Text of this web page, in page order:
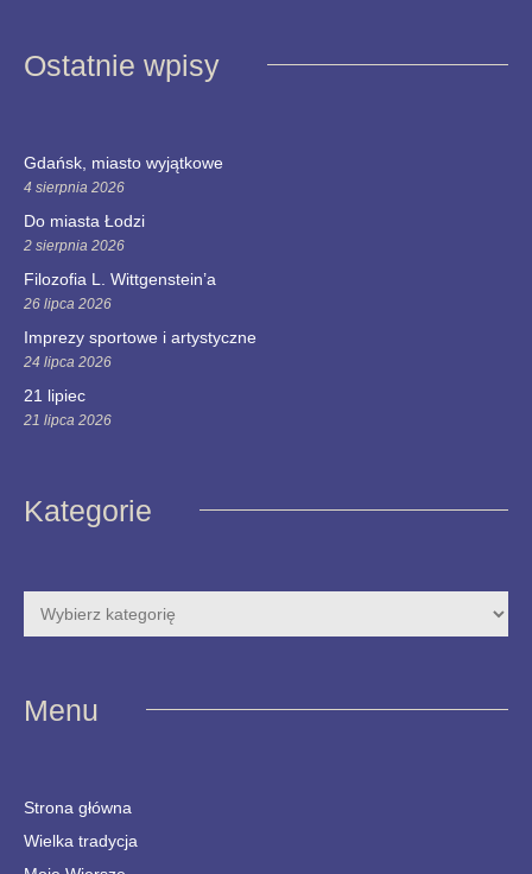
Ostatnie wpisy
Gdańsk, miasto wyjątkowe
4 sierpnia 2026
Do miasta Łodzi
2 sierpnia 2026
Filozofia L. Wittgenstein’a
26 lipca 2026
Imprezy sportowe i artystyczne
24 lipca 2026
21 lipiec
21 lipca 2026
Kategorie
Menu
Strona główna
Wielka tradycja